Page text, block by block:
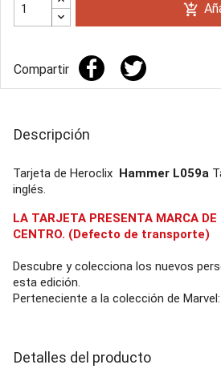
add_shopping_cart
Compartir
Descripción
Tarjeta de Heroclix Hammer L059a
inglés.
LA TARJETA PRESENTA MARCA DE
CENTRO. (Defecto de transporte)
Descubre y colecciona los nuevos
esta edición.
Perteneciente a la colección de
Detalles del producto